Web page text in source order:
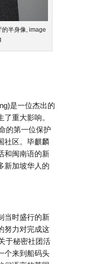
的半身像, image
是一位杰出的
重大影响。
的第一位保护
社区。毕麒麟
和闽南语的新
新加坡华人的
当时盛行的新
努力对完成这
于秘密社团活
个来到船码头